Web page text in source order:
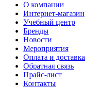
О компании
Интернет-магазин
Учебный центр
Бренды
Новости
Мероприятия
Оплата и доставка
Обратная связь
Прайс-лист
Контакты